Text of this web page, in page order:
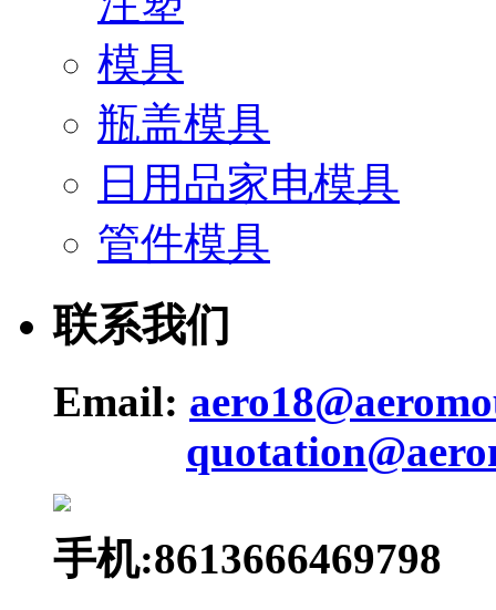
瓶盖模具
日用品家电模具
管件模具
联系我们
Email:
手机:8613666469798